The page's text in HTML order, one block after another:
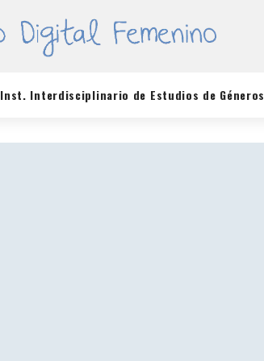
Inst. Interdisciplinario de Estudios de Géneros